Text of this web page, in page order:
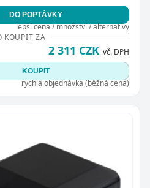
DO POPTÁVKY
lepší cena / množství / alternativy
KOUPIT ZA
2 311 CZK vč. DPH
KOUPIT
rychlá objednávka (běžná cena)